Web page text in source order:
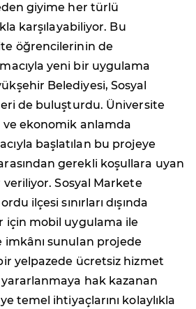
giyime her türlü
karşılayabiliyor. Bu
öğrencilerinin de
yeni bir uygulama
Belediyesi, Sosyal
de buluşturdu. Üniversite
ekonomik anlamda
başlatılan bu projeye
gerekli koşullara uyan
Sosyal Markete
ilçesi sınırları dışında
için mobil uygulama ile
imkânı sunulan projede
yelpazede ücretsiz hizmet
hak kazanan
temel ihtiyaçlarını kolaylıkla